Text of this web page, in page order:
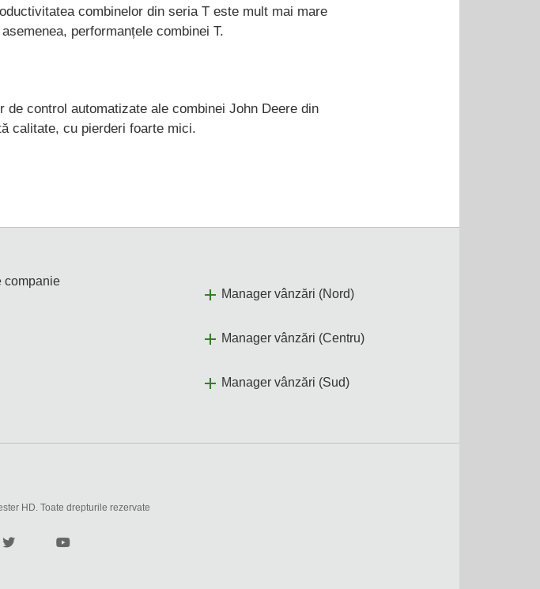
combinelor din seria T este mult mai mare
performanțele combinei T.
control automatizate ale combinei John Deere din
calitate, cu pierderi foarte mici.
companie
Manager vânzări (Nord)
Manager vânzări (Centru)
Manager vânzări (Sud)
HD. Toate drepturile rezervate